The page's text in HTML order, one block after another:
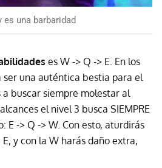
es una barbaridad
es W -> Q -> E. En los
ser una auténtica bestia para el
buscar siempre molestar al
el nivel 3 busca SIEMPRE
E -> Q -> W. Con esto, aturdirás
y con la W harás daño extra,